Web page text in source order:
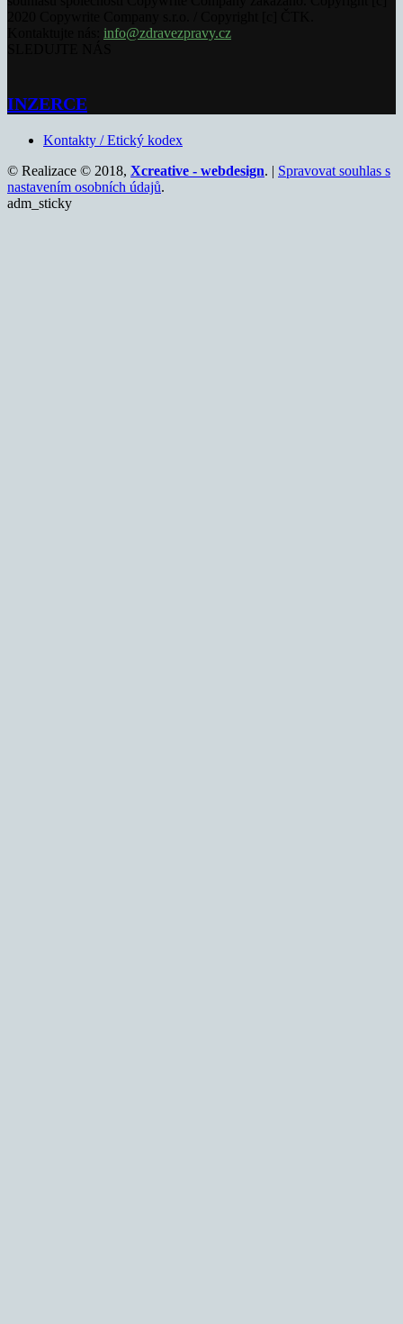
info@zdravezpravy.cz
INZERCE
Kontakty / Etický kodex
© Realizace © 2018, Xcreative - webdesign. | Spravovat souhlas s
nastavením osobních údajů.
adm_sticky